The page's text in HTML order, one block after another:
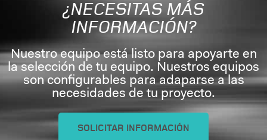
¿NECESITAS MÁS
INFORMACIÓN?
Nuestro equipo está listo para apoyarte en
la selección de tu equipo. Nuestros equipos
son configurables para adaparse a las
necesidades de tu proyecto.
SOLICITAR INFORMACIÓN